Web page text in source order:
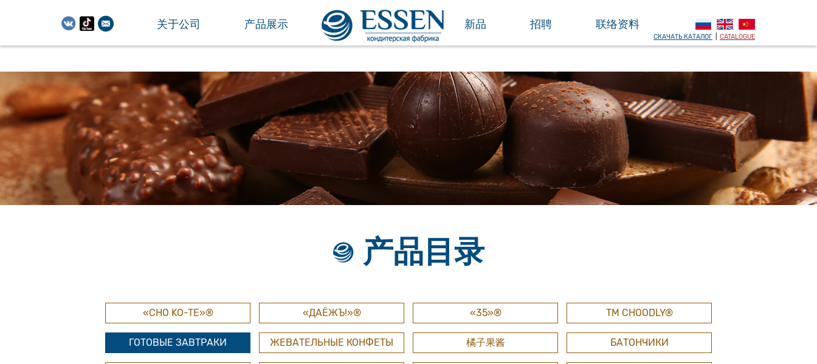
СКАЧАТЬ КАТАЛОГ CATALOGUE
关于公司 产品展示 新品 招聘 联络资料
产品目录
«CHO KO-TE»® «ДАЁЖЪ!»® «35»® ТМ СHOODLY®
ГОТОВЫЕ ЗАВТРАКИ ЖЕВАТЕЛЬНЫЕ КОНФЕТЫ 橘子果酱 БАТОНЧИКИ